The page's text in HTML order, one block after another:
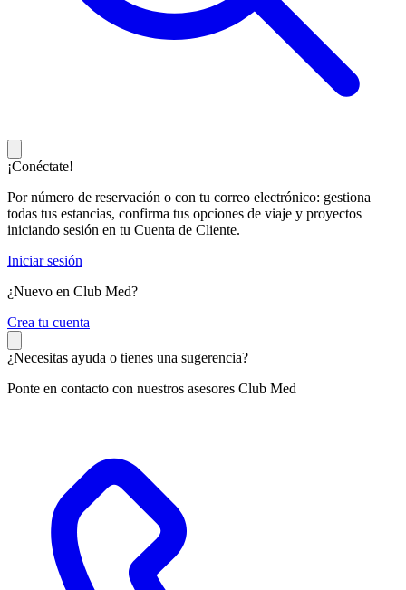
¡Conéctate!
Por número de reservación o con tu correo electrónico: gestiona
todas tus estancias, confirma tus opciones de viaje y proyectos
iniciando sesión en tu Cuenta de Cliente.
Iniciar sesión
¿Nuevo en Club Med?
Crea tu cuenta
¿Necesitas ayuda o tienes una sugerencia?
Ponte en contacto con nuestros asesores Club Med